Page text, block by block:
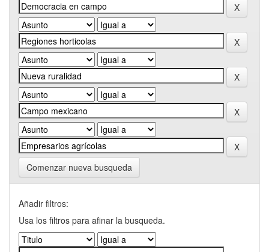
Comenzar nueva busqueda
Añadir filtros:
Usa los filtros para afinar la busqueda.